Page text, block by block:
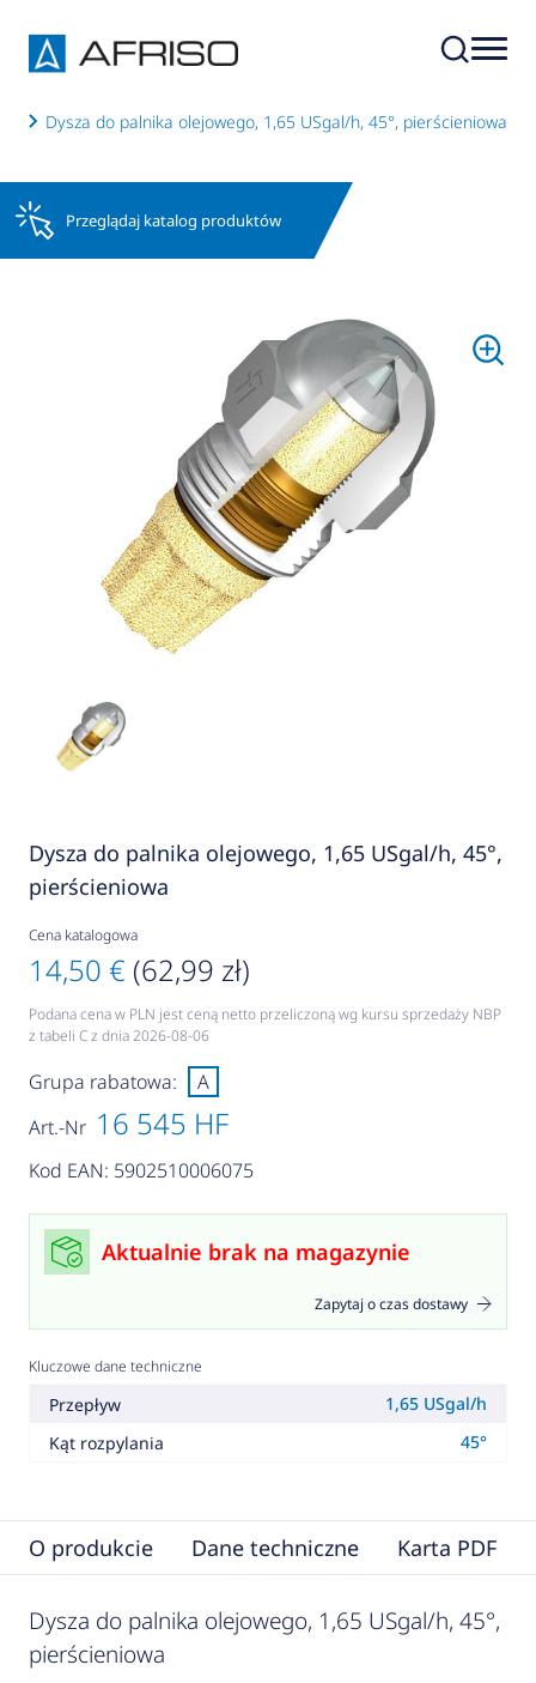
Dysza do palnika olejowego, 1,65 USgal/h, 45°, pierścieniowa
Przeglądaj katalog produktów
Dysza do palnika olejowego, 1,65 USgal/h, 45°,
pierścieniowa
Cena katalogowa
14,50 € (62,99 zł)
Podana cena w PLN jest ceną netto przeliczoną wg kursu sprzedaży NBP
z tabeli C z dnia 2026-08-06
Art.-Nr 16 545 HF
Kod EAN: 5902510006075
Grupa rabatowa: A
Aktualnie brak na magazynie
Zapytaj o czas dostawy
Kluczowe dane techniczne
Przepływ
1,65 USgal/h
Kąt rozpylania
45°
O produkcie Dane techniczne Karta PDF
Dysza do palnika olejowego, 1,65 USgal/h, 45°,
pierścieniowa